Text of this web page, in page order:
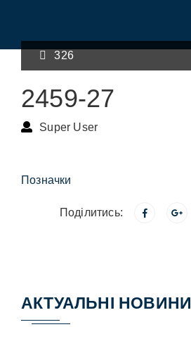
326
2459-27
Super User
Позначки
Поділитись:
АКТУАЛЬНІ НОВИНИ